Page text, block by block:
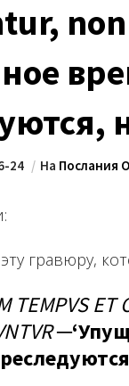
24 На Послания
гравюру,
TEMPVS ET